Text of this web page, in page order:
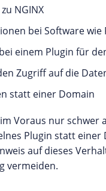
NGINX
bei Software wie
einem Plugin für
Zugriff auf die
statt einer Domain
Voraus nur
Plugin statt
auf dieses
vermeiden.